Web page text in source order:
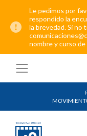
Le pedimos por
respondido la
la brevedad. Si no
nombre y curso